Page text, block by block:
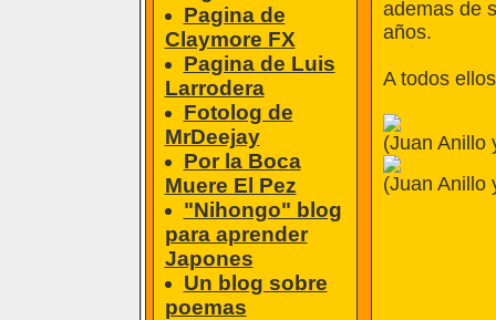
Pagina de
Claymore FX
Pagina de Luis
Larrodera
Fotolog de
MrDeejay
Por la Boca
Muere El Pez
"Nihongo" blog
para aprender
Japones
Un blog sobre
poemas
ademas de
años.
A todos
(Juan Anillo
(Juan Anillo